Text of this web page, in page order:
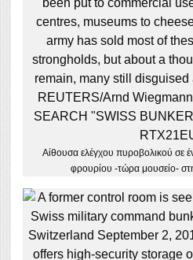
Αίθουσα ελέγχου πυροβολικού σε
φρουρίου -τώρα μουσείο-